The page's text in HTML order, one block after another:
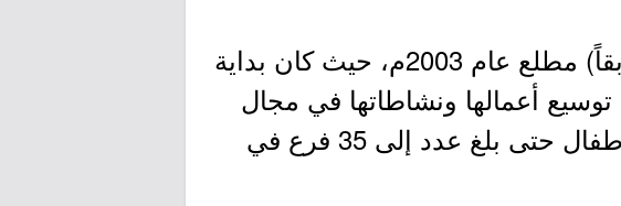
- تأسست مجموعة صيدليات أورانج (صيدليات واحة العلاج سابقاً) مطلع عام 2003م، حيث كان بداية
أعمالها ونشاطاتها في مجال
الخدمة الصيدلانية والأدوية ومستحضرات التجميل والعناية بالأطفال حتى بلغ عدد إلى 35 فرع في